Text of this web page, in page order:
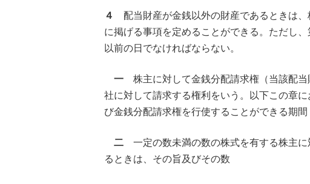
４
配当財産が金銭以外の財産であるときは
に掲げる事項を定めることができる。ただし
以前の日でなければならない。
一 株主に対して金銭分配請求権（当該配
社に対して請求する権利をいう。以下この章
び金銭分配請求権を行使することができる期間
二 一定の数未満の数の株式を有する株主
るときは、その旨及びその数